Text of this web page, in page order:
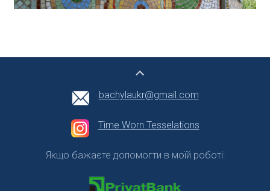
bachylaukr@gmail.com
Time Worn Tesselations
Якщо бажаєте допомогти в моїй роботі: